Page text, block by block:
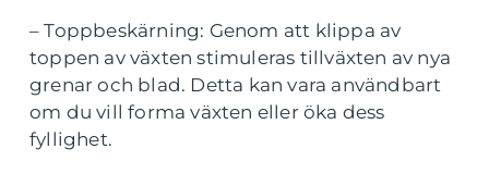
– Toppbeskärning: Genom att klippa av
toppen av växten stimuleras tillväxten av nya
grenar och blad. Detta kan vara användbart
om du vill forma växten eller öka dess
fyllighet.